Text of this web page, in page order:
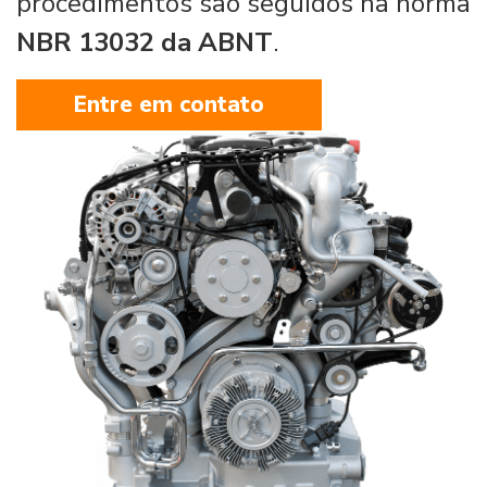
NBR 13032 da ABNT.
Entre em contato